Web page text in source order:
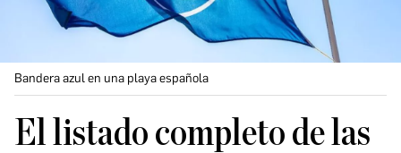
Bandera azul en una playa española
El listado completo de las